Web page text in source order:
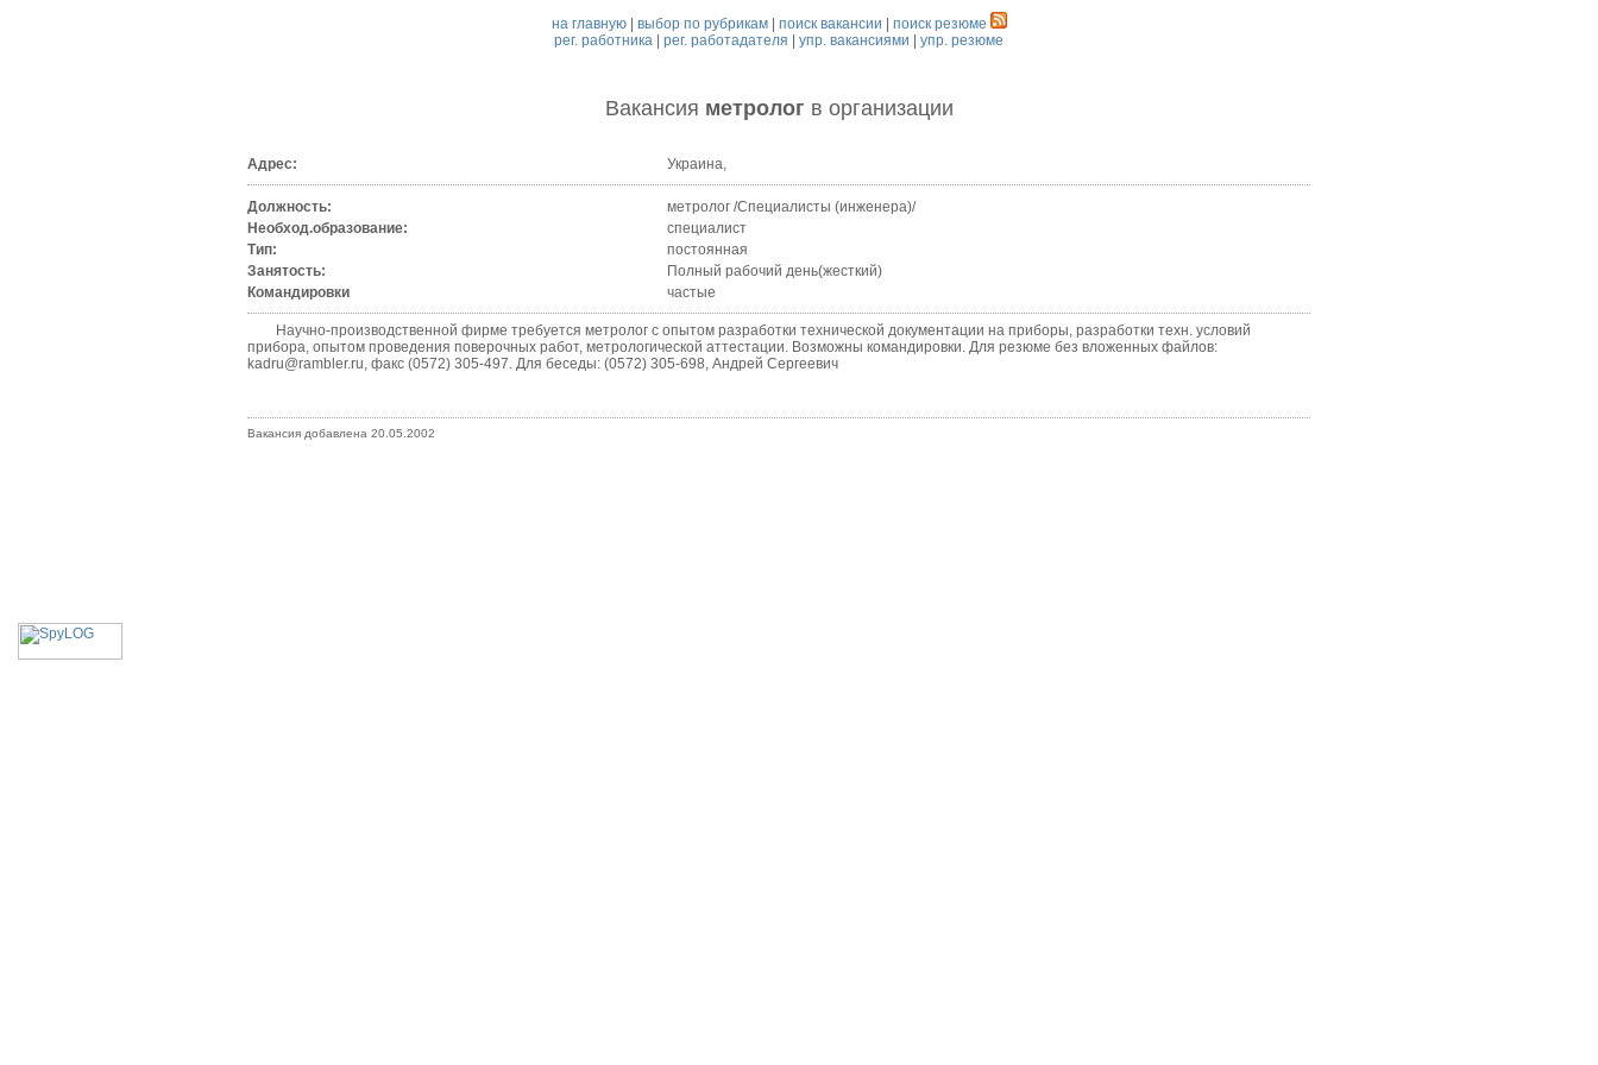
на главную| выбор по рубрикам| поиск вакансии
поиск резюме
рег. работника |рег. работадателя |упр. вакансиями |упр. резюме
Вакансия метролог в организации
Адрес: Украина,
Должность:
метролог /Специалисты (инженера)/
Необход.образование:
специалист
Тип:
постоянная
Занятость:
Полный рабочий день(жесткий)
Командировки
частые
Научно-производственной фирме требуется метролог с опытом разработки технической документации на приборы, разработки техн. условий
прибора, опытом проведения поверочных работ, метрологической аттестации. Возможны командировки. Для резюме без вложенных файлов:
kadru@rambler.ru, факс (0572) 305-497. Для беседы: (0572) 305-698, Андрей Сергеевич
Вакансия добавлена 20.05.2002